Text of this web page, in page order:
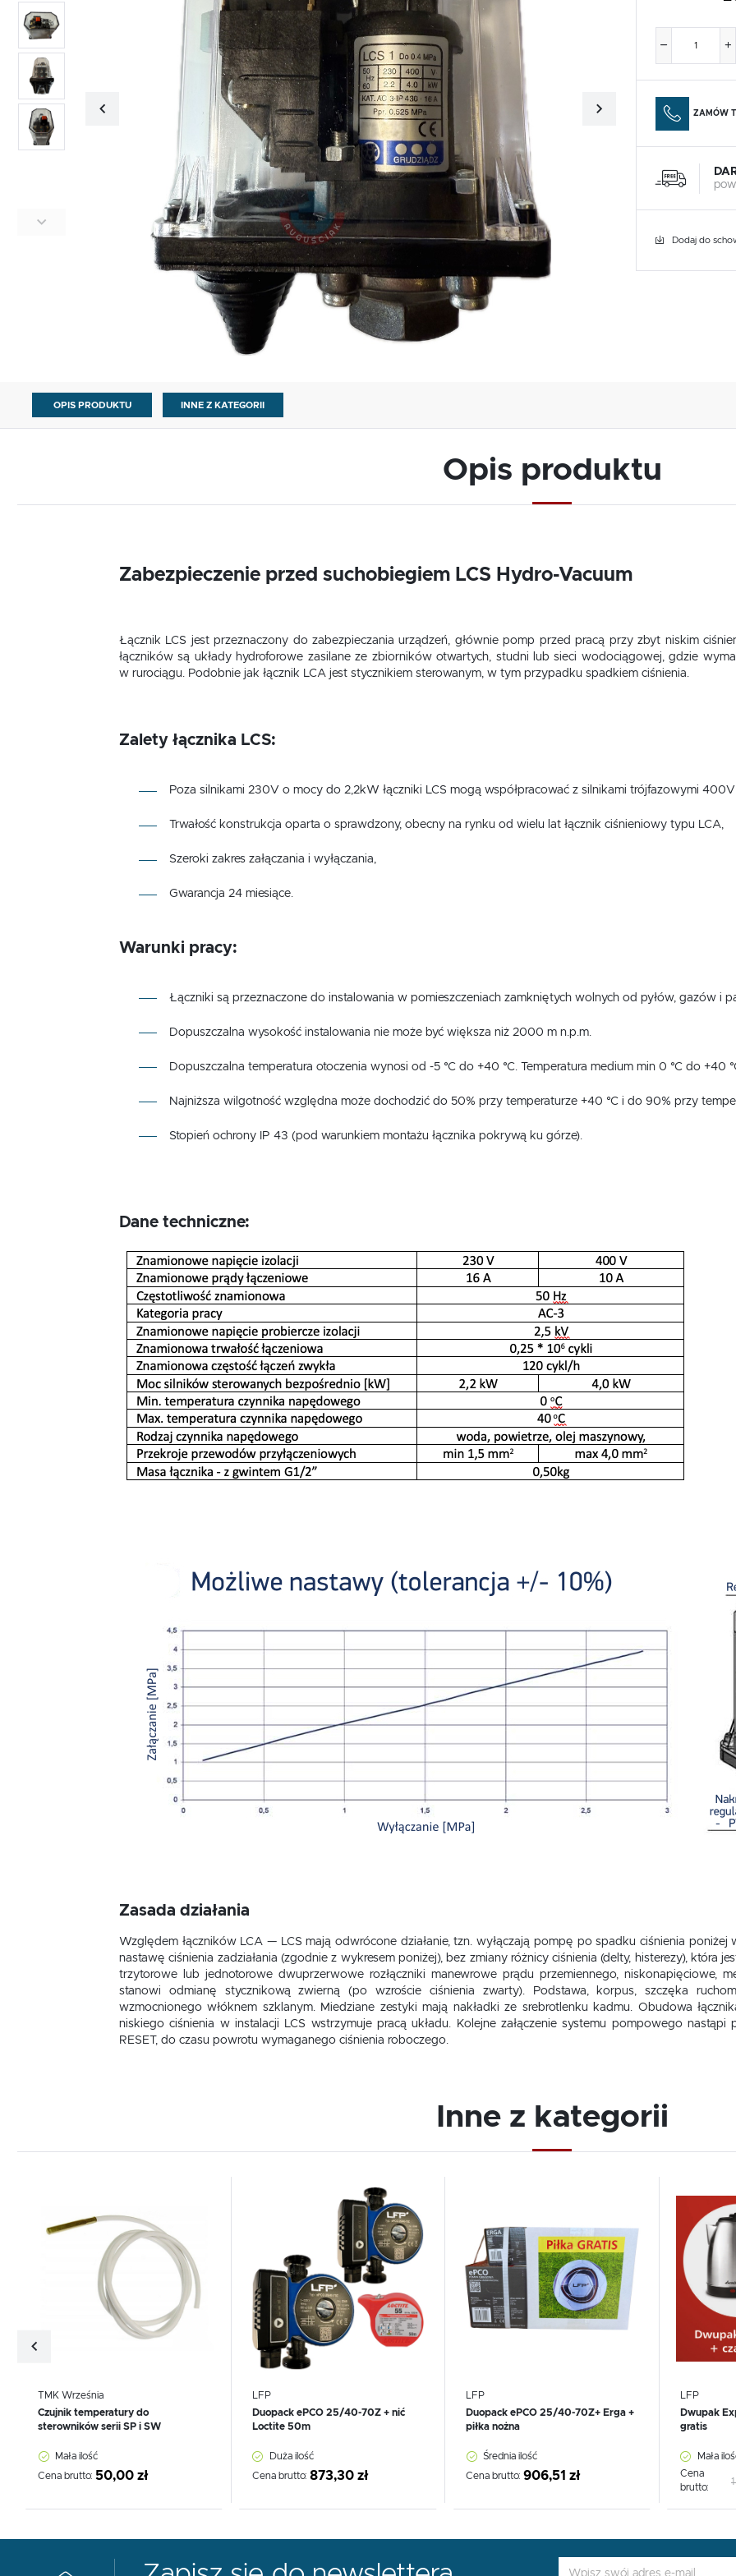
ZAMÓW
Dodaj do
OPIS PRODUKTU INNE Z KATEGORII
Opis produktu
Zabezpieczenie przed suchobiegiem LCS Hydro-Vacuum
Łącznik LCS jest przeznaczony do zabezpieczania urządzeń, głównie pomp przed pracą przy zbyt niskim
łączników są układy hydroforowe zasilane ze zbiorników otwartych, studni lub sieci wodociągowej, gdzie
w rurociągu. Podobnie jak łącznik LCA jest stycznikiem sterowanym, w tym przypadku spadkiem ciśnienia.
Zalety łącznika LCS:
Poza silnikami 230V o mocy do 2,2kW łączniki LCS mogą współpracować z silnikami trójfazowymi
Trwałość konstrukcja oparta o sprawdzony, obecny na rynku od wielu lat łącznik ciśnieniowy typu LCA,
Szeroki zakres załączania i wyłączania,
Gwarancja 24 miesiące.
Warunki pracy:
Łączniki są przeznaczone do instalowania w pomieszczeniach zamkniętych wolnych od pyłów, gazów i
Dopuszczalna wysokość instalowania nie może być większa niż 2000 m n.p.m.
Dopuszczalna temperatura otoczenia wynosi od -5 °C do +40 °C. Temperatura medium min 0 °C do +40
Najniższa wilgotność względna może dochodzić do 50% przy temperaturze +40 °C i do 90% przy
Stopień ochrony IP 43 (pod warunkiem montażu łącznika pokrywą ku górze).
Dane techniczne:
Zasada działania
Względem łączników LCA — LCS mają odwrócone działanie, tzn. wyłączają pompę po spadku ciśnienia poniżej
nastawę ciśnienia zadziałania (zgodnie z wykresem poniżej), bez zmiany różnicy ciśnienia (delty, histerezy), która
trzytorowe lub jednotorowe dwuprzerwowe rozłączniki manewrowe prądu przemiennego, niskonapięciowe,
stanowi odmianę stycznikową zwierną (po wzroście ciśnienia zwarty). Podstawa, korpus, szczęka
wzmocnionego włóknem szklanym. Miedziane zestyki mają nakładki ze srebrotlenku kadmu. Obudowa
niskiego ciśnienia w instalacji LCS wstrzymuje pracą układu. Kolejne załączenie systemu pompowego
RESET, do czasu powrotu wymaganego ciśnienia roboczego.
Inne z kategorii
TMK Września
Czujnik temperatury do
sterowników serii SP i SW
Mała ilość
Cena brutto: 50,00 zł
LFP
Duopack ePCO 25/40-70Z + nić
Loctite 50m
Duża ilość
Cena brutto: 873,30 zł
LFP
Duopack ePCO 25/40-70Z+ Erga +
piłka nożna
Średnia ilość
Cena brutto:906,51 zł
LFP
Dwupak
gratis
Mała
Cena
brutto:
Szanujemy Twoją prywatność. Możesz zmienić ustawienia cookies lub zaakceptować je
wszystkie. W dowolnym momencie możesz dokonać zmiany swoich ustawień.
Niezbędne pliki cookies służą do prawidłowego funkcjonowania strony internetowej i umożliwiają Ci
komfortowe korzystanie z oferowanych przez nas usług.
Pliki cookies odpowiadają na podejmowane przez Ciebie działania w celu m.in. dostosowania Twoich
ustawień preferencji prywatności, logowania czy wypełniania formularzy. Dzięki plikom cookies
Więcej
Funkcjonalne i personalizacyjne
Tego typu pliki cookies umożliwiają stronie internetowej zapamiętanie wprowadzonych przez Ciebie
ustawień oraz personalizację określonych funkcjonalności czy prezentowanych treści.
Dzięki tym plikom cookies możemy zapewnić Ci większy komfort korzystania z funkcjonalności naszej
Więcej
internetowej, miejsca oraz częstotliwości, z jaką odwiedzane są nasze serwisy www. Dane pozwalają
nam na ocenę naszych serwisów internetowych pod względem ich popularności wśród
Zgromadzone informacje są przetwarzane w formie zanonimizowanej. Wyrażenie zgody na
naszych partnerów.
Promocyjne pliki cookies służą do prezentowania Ci naszych komunikatów na podstawie analizy
Twoich upodobań oraz Twoich zwyczajów dotyczących przeglądanej witryny internetowej. Treści
promocyjne mogą pojawić się na stronach podmiotów trzecich lub firm będących naszymi partnerami
oraz innych dostawców usług. Firmy te działają w charakterze pośredników prezentujących nasze
treści w postaci wiadomości, ofert, komunikatów mediów społecznościowych.
Więcej
ZEZWÓL NA WSZYSTKIE
USTAWIENIA REGIONALNE
Polski złoty (PLN)